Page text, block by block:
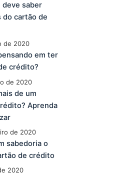
deve saber
do cartão de
de 2020
em ter
crédito?
de 2020
de um
Aprenda
de 2020
sabedoria o
de crédito
2020